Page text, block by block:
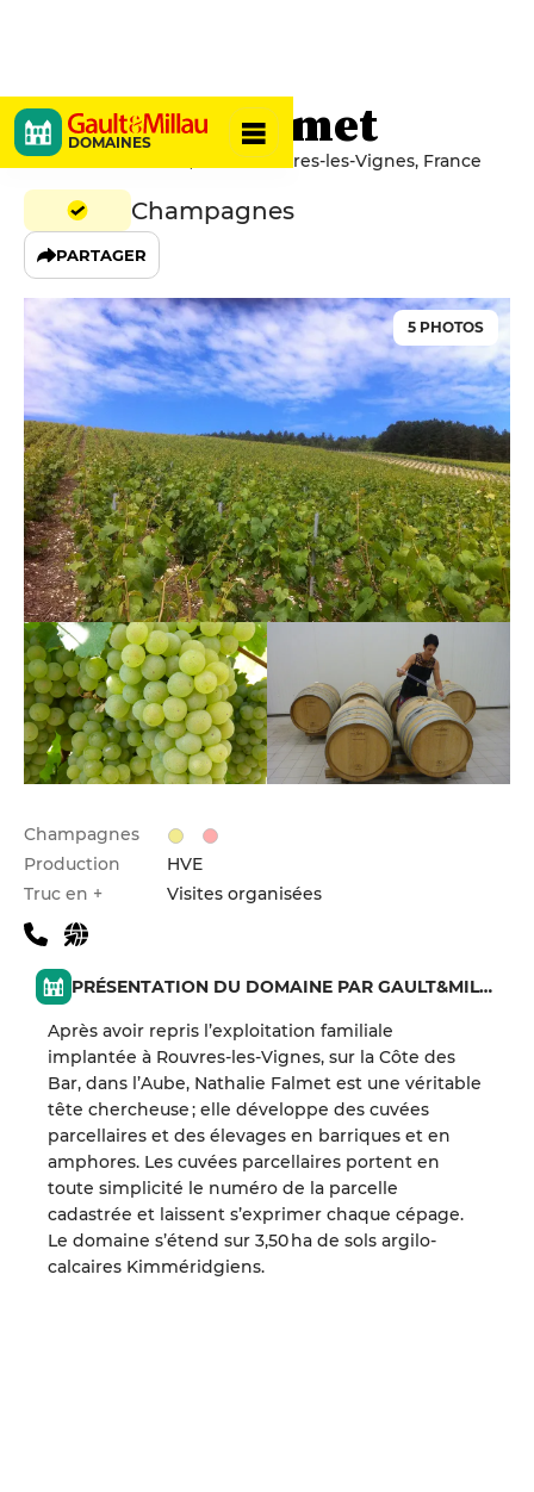
DOMAINES
Nathalie Falmet
1 Rue Saint Maurice, 10200 Rouvres-les-Vignes, France
Champagnes
PARTAGER
5 PHOTOS
Champagnes
Production
HVE
Truc en +
Visites organisées
PRÉSENTATION DU DOMAINE PAR GAULT&MILLAU
Après avoir repris l’exploitation familiale
implantée à Rouvres-les-Vignes, sur la Côte des
Bar, dans l’Aube, Nathalie Falmet est une véritable
tête chercheuse ; elle développe des cuvées
parcellaires et des élevages en barriques et en
amphores. Les cuvées parcellaires portent en
toute simplicité le numéro de la parcelle
cadastrée et laissent s’exprimer chaque cépage.
Le domaine s’étend sur 3,50 ha de sols argilo-
calcaires Kimméridgiens.